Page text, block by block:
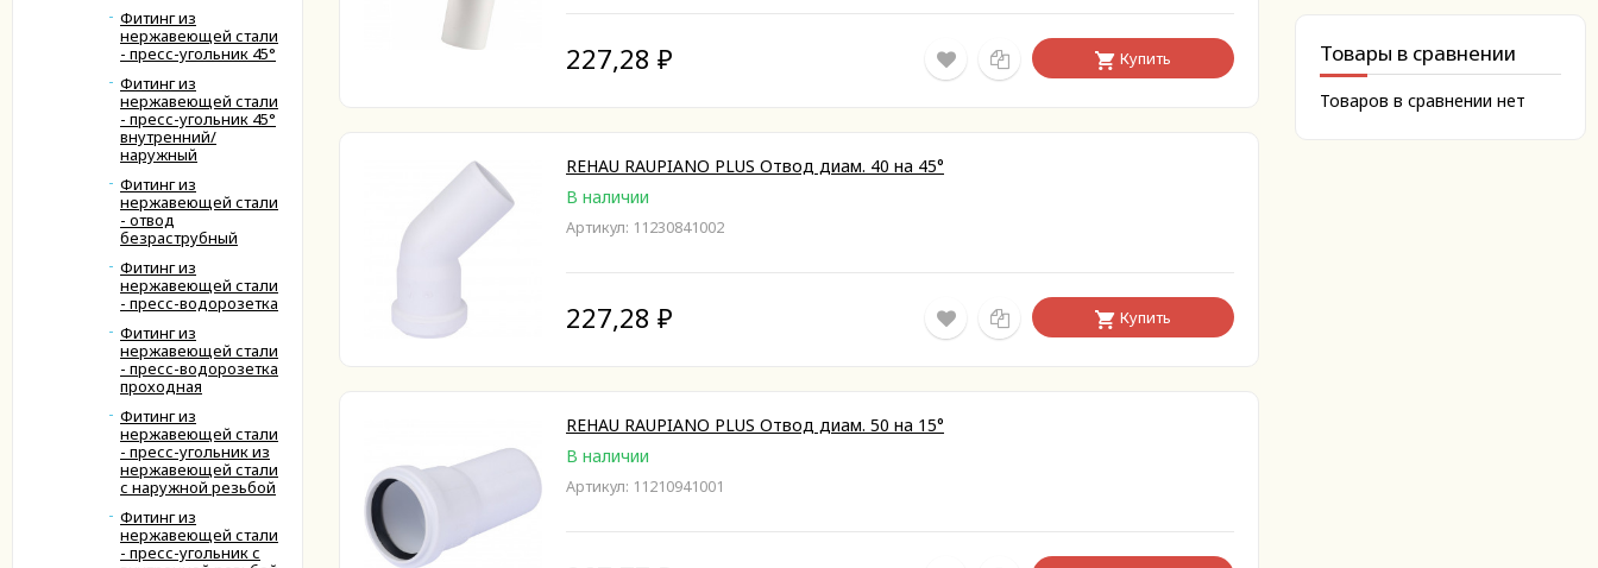
Товары в сравнении
Товаров в сравнении нет
Фитинг из
нержавеющей стали
- пресс-угольник 45°
Фитинг из
нержавеющей стали
- пресс-угольник 45°
внутренний/
наружный
Фитинг из
нержавеющей стали
- отвод
безраструбный
Фитинг из
нержавеющей стали
- пресс-водорозетка
Фитинг из
нержавеющей стали
- пресс-водорозетка
проходная
Фитинг из
нержавеющей стали
- пресс-угольник из
нержавеющей стали
с наружной резьбой
Фитинг из
нержавеющей стали
- пресс-угольник с
227,28 ₽ Купить
REHAU RAUPIANO PLUS Отвод диам. 40 на 45°
В наличии
Артикул: 11230841002
227,28 ₽ Купить
REHAU RAUPIANO PLUS Отвод диам. 50 на 15°
В наличии
Артикул: 11210941001